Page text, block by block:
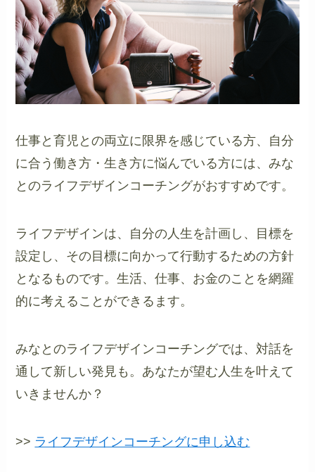
仕事と育児との両立に限界を感じている方、自分
に合う働き方・生き方に悩んでいる方には、みな
とのライフデザインコーチングがおすすめです。
ライフデザインは、自分の人生を計画し、目標を
設定し、その目標に向かって行動するための方針
となるものです。生活、仕事、お金のことを網羅
的に考えることができるます。
みなとのライフデザインコーチングでは、対話を
通して新しい発見も。あなたが望む人生を叶えて
いきませんか？
>> ライフデザインコーチングに申し込む